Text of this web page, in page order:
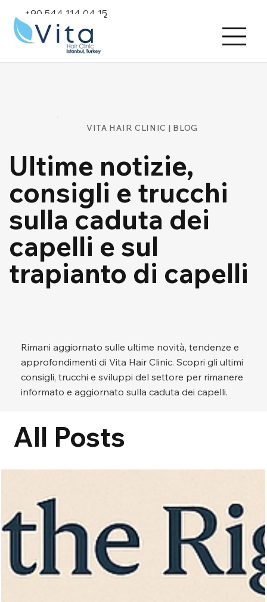
+90 544 114 04 15
VITA HAIR CLINIC | BLOG
Ultime notizie,
consigli e trucchi
sulla caduta dei
capelli e sul
trapianto di capelli
Rimani aggiornato sulle ultime novità, tendenze e
approfondimenti di Vita Hair Clinic. Scopri gli ultimi
consigli, trucchi e sviluppi del settore per rimanere
informato e aggiornato sulla caduta dei capelli.
All Posts